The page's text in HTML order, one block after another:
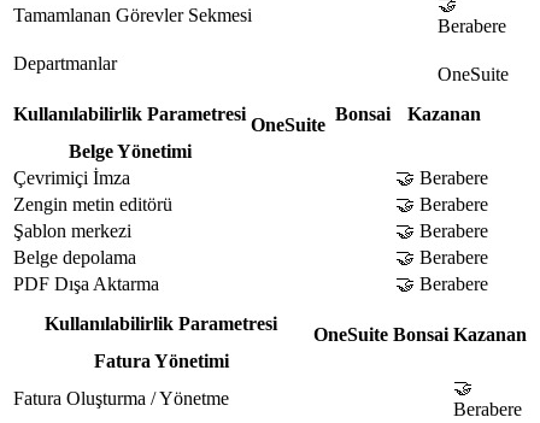
Tamamlanan Görevler Sekmesi
Berabere
Departmanlar
OneSuite
Kullanılabilirlik Parametresi
OneSuite
Bonsai
Kazanan
Belge Yönetimi
Çevrimiçi İmza
🤝 Berabere
Zengin metin editörü
🤝 Berabere
Şablon merkezi
🤝 Berabere
Belge depolama
🤝 Berabere
PDF Dışa Aktarma
🤝 Berabere
Kullanılabilirlik Parametresi
OneSuite Bonsai Kazanan
Fatura Yönetimi
Fatura Oluşturma / Yönetme
🤝
Berabere